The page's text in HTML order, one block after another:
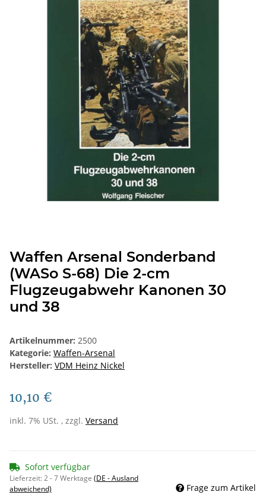
Waffen Arsenal Sonderband
(WASo S-68) Die 2-cm
Flugzeugabwehr Kanonen 30
und 38
Artikelnummer: 2500
Kategorie: Waffen-Arsenal
Hersteller: VDM Heinz Nickel
10,10 €
inkl. 7% USt. , zzgl. Versand
Sofort verfügbar
Lieferzeit:2 - 7 Werktage (DE - Ausland
abweichend)
Frage zum Artikel